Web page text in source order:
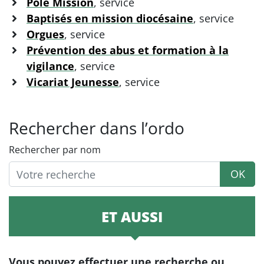
Baptisés en mission diocésaine, service
Orgues, service
Prévention des abus et formation à la
vigilance, service
Vicariat Jeunesse, service
Rechercher dans l’ordo
Rechercher par nom
OK
ET AUSSI